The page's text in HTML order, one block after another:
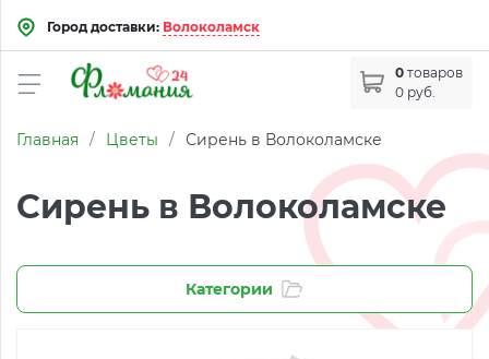
Город доставки: Волоколамск
0 товаров
0 руб.
Главная / Цветы / Сирень в Волоколамске
Сирень в Волоколамске
Категории